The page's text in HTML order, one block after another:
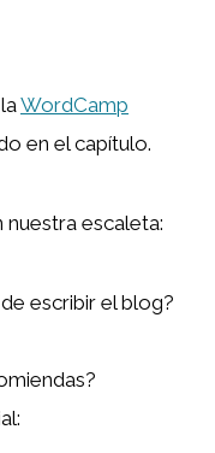
WordCamp
en el capítulo.
escaleta:
escribir el blog?